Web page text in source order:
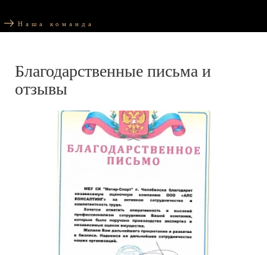
Наша команда
Благодарственные письма и
отзывы